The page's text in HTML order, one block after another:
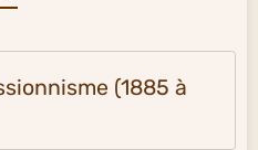
(1885 à